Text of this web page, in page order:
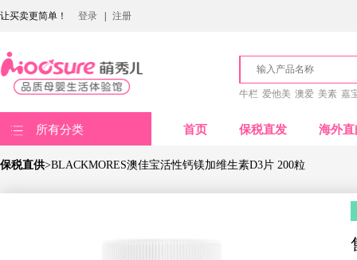
让买卖更简单！ 登录 注册
牛栏 爱他美 澳爱 美素 嘉
所有分类 首页 保税直发 海外直
保税直供>BLACKMORES澳佳宝活性钙镁加维生素D3片 200粒